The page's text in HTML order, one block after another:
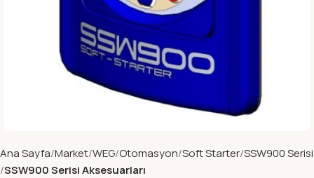
Ana Sayfa Market WEG Otomasyon Soft Starter SSW900 Serisi
SSW900 Serisi Aksesuarları